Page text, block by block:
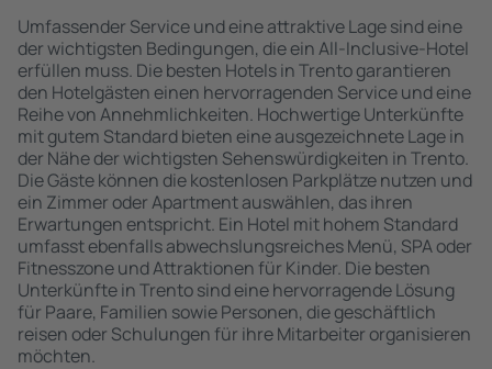
Umfassender Service und eine attraktive Lage sind eine
der wichtigsten Bedingungen, die ein All-Inclusive-Hotel
erfüllen muss. Die besten Hotels in Trento garantieren
den Hotelgästen einen hervorragenden Service und eine
Reihe von Annehmlichkeiten. Hochwertige Unterkünfte
mit gutem Standard bieten eine ausgezeichnete Lage in
der Nähe der wichtigsten Sehenswürdigkeiten in Trento.
Die Gäste können die kostenlosen Parkplätze nutzen und
ein Zimmer oder Apartment auswählen, das ihren
Erwartungen entspricht. Ein Hotel mit hohem Standard
umfasst ebenfalls abwechslungsreiches Menü, SPA oder
Fitnesszone und Attraktionen für Kinder. Die besten
Unterkünfte in Trento sind eine hervorragende Lösung
für Paare, Familien sowie Personen, die geschäftlich
reisen oder Schulungen für ihre Mitarbeiter organisieren
möchten.